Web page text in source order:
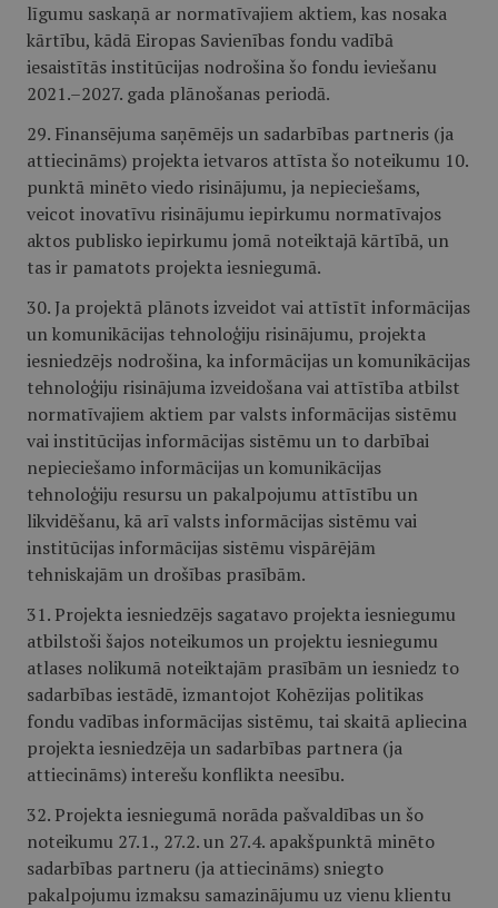
līgumu saskaņā ar normatīvajiem aktiem, kas nosaka
kārtību, kādā Eiropas Savienības fondu vadībā
iesaistītās institūcijas nodrošina šo fondu ieviešanu
2021.–2027. gada plānošanas periodā.
29. Finansējuma saņēmējs un sadarbības partneris (ja
attiecināms) projekta ietvaros attīsta šo noteikumu 10.
punktā minēto viedo risinājumu, ja nepieciešams,
veicot inovatīvu risinājumu iepirkumu normatīvajos
aktos publisko iepirkumu jomā noteiktajā kārtībā, un
tas ir pamatots projekta iesniegumā.
30. Ja projektā plānots izveidot vai attīstīt informācijas
un komunikācijas tehnoloģiju risinājumu, projekta
iesniedzējs nodrošina, ka informācijas un komunikācijas
tehnoloģiju risinājuma izveidošana vai attīstība atbilst
normatīvajiem aktiem par valsts informācijas sistēmu
vai institūcijas informācijas sistēmu un to darbībai
nepieciešamo informācijas un komunikācijas
tehnoloģiju resursu un pakalpojumu attīstību un
likvidēšanu, kā arī valsts informācijas sistēmu vai
institūcijas informācijas sistēmu vispārējām
tehniskajām un drošības prasībām.
31. Projekta iesniedzējs sagatavo projekta iesniegumu
atbilstoši šajos noteikumos un projektu iesniegumu
atlases nolikumā noteiktajām prasībām un iesniedz to
sadarbības iestādē, izmantojot Kohēzijas politikas
fondu vadības informācijas sistēmu, tai skaitā apliecina
projekta iesniedzēja un sadarbības partnera (ja
attiecināms) interešu konflikta neesību.
32. Projekta iesniegumā norāda pašvaldības un šo
noteikumu 27.1., 27.2. un 27.4. apakšpunktā minēto
sadarbības partneru (ja attiecināms) sniegto
pakalpojumu izmaksu samazinājumu uz vienu klientu